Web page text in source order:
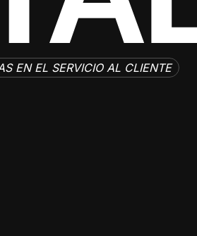
EN EL SERVICIO AL CLIENTE